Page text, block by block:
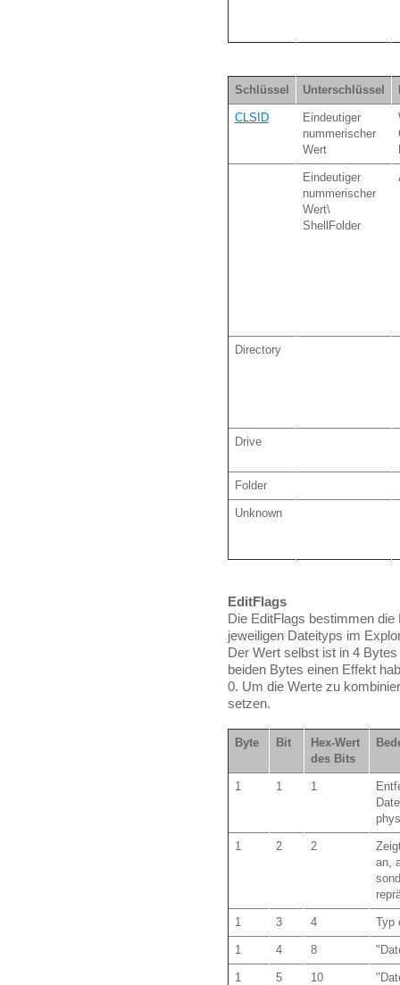
Schlüssel Unterschlüssel
CLSID
Eindeutiger
nummerischer
Wert
Eindeutiger
nummerischer
Wert\
ShellFolder
Directory
Drive
Folder
Unknown
EditFlags
Die EditFlags bestimmen
jeweiligen Dateityps im
Der Wert selbst ist in 4
beiden Bytes einen Effekt
0. Um die Werte zu
setzen.
Byte Bit
Hex-Wert
des Bits
1 1 1
1 2 2
an,
1 3 4 Typ
1 4 8
1 5 10